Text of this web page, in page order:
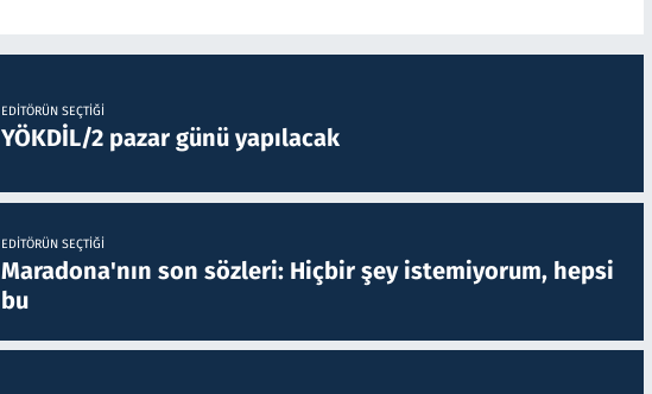
EDITÖRÜN SEÇTIĞI
YÖKDİL/2 pazar günü yapılacak
EDITÖRÜN SEÇTIĞI
Maradona'nın son sözleri: Hiçbir şey istemiyorum, hepsi
bu